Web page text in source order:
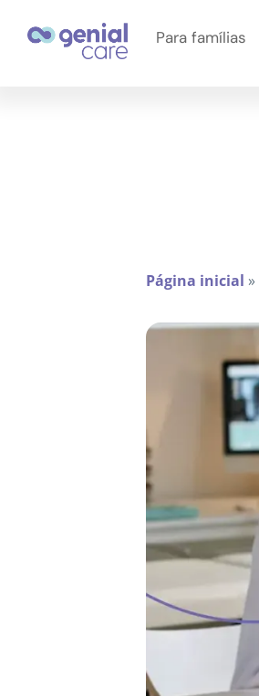
Para famílias
Página inicial »